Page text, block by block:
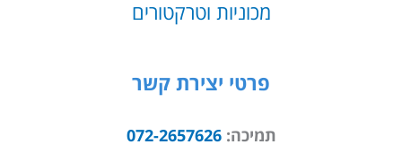
מכוניות וטרקטורים
פרטי יצירת קשר
תמיכה:072-2657626